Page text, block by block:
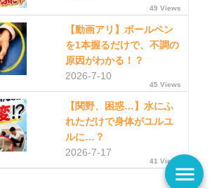
49 Views
【動画アリ】ボールペン
を1本握るだけで、不調の
原因がわかる！？
2026-7-10
45 Views
【関野、困惑…】水にふ
れただけで身体がユルユ
ルに…？
2026-7-17
41 Views
menu